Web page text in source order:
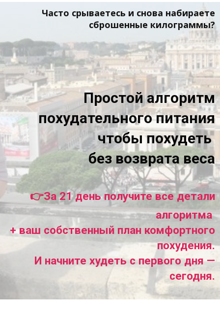
Часто срываетесь и снова набираете
сброшенные килограммы?
Простой алгоритм
похудательного питания
чтобы похудеть
без возврата веса
👉За 21 день получите все детали
алгоритма
+ ваш собственный план комфортного
похудения.
И начните худеть с первого дня —
cегодня.